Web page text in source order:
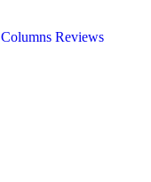
Columns Reviews